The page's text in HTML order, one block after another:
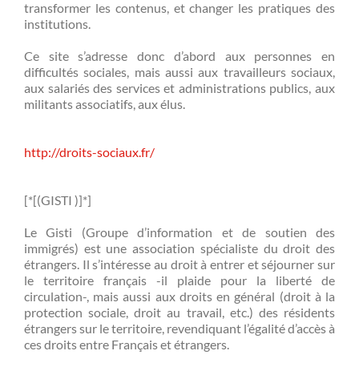
transformer les contenus, et changer les pratiques des
institutions.
Ce site s’adresse donc d’abord aux personnes en
difficultés sociales, mais aussi aux travailleurs sociaux,
aux salariés des services et administrations publics, aux
militants associatifs, aux élus.
http://droits-sociaux.fr/
[*[(GISTI )]*]
Le Gisti (Groupe d’information et de soutien des
immigrés) est une association spécialiste du droit des
étrangers. Il s’intéresse au droit à entrer et séjourner sur
le territoire français -il plaide pour la liberté de
circulation-, mais aussi aux droits en général (droit à la
protection sociale, droit au travail, etc.) des résidents
étrangers sur le territoire, revendiquant l’égalité d’accès à
ces droits entre Français et étrangers.